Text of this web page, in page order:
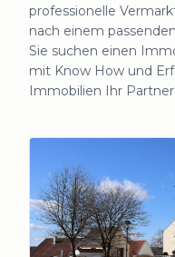
professionelle
nach einem
Sie suchen einen
mit Know How und
Immobilien Ihr Partner!